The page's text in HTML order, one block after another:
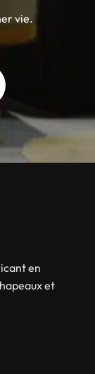
vie.
en
et